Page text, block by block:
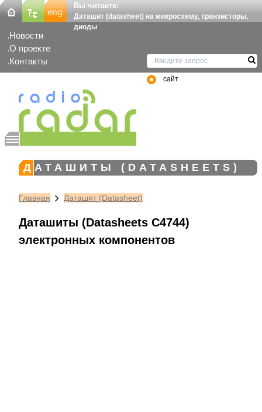
Вы читаете:
Даташит (datasheet) на микросхему, транзисторы,
диоды
Новости
О проекте
Контакты
сайт
ДАТАШИТЫ (DATASHEETS)
Главная Даташит (Datasheet)
Даташиты (Datasheets C4744)
электронных компонентов